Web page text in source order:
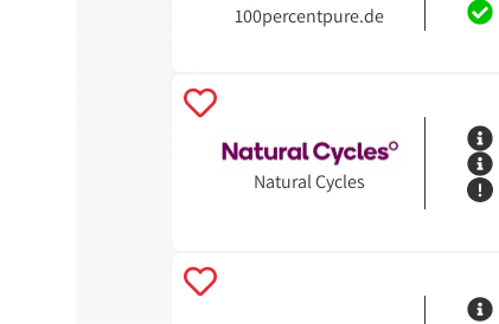
100percentpure.de
Natural Cycles